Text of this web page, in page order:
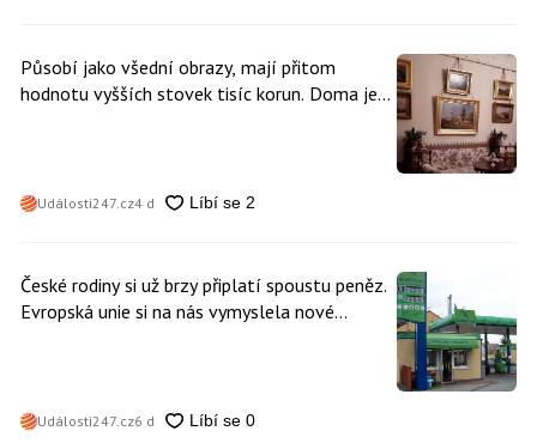
Působí jako všední obrazy, mají přitom
hodnotu vyšších stovek tisíc korun. Doma je
Události247.cz4 d
České rodiny si už brzy připlatí spoustu peněz.
Evropská unie si na nás vymyslela nové
Události247.cz6 d